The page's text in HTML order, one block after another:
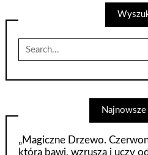
for:
„Magiczne Drzewo.
która bawi, wzrusza i uczy